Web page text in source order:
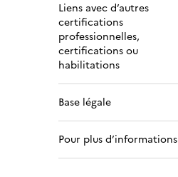
Liens avec d’autres
certifications
professionnelles,
certifications ou
habilitations
Base légale
Pour plus d’informations